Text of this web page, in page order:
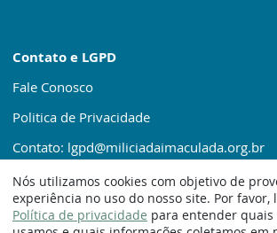
Contato e LGPD
Fale Conosco
Politica de Privacidade
Contato: lgpd@miliciadaimaculada.org.br
Nós utilizamos cookies com objetivo de
experiência no uso do nosso site. Por favor,
Política de privacidade para entender quais